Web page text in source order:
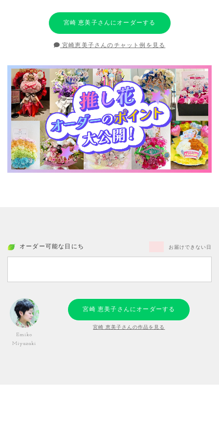
宮崎 恵美子さんにオーダーする
宮崎恵美子さんのチャット例を見る
オーダー可能な日にち お届けできない日
Emiko
Miyazaki
宮崎 恵美子さんにオーダーする
宮崎 恵美子さんの作品を見る